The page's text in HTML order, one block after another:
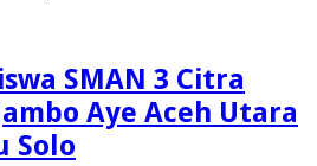
SMAN 3 Citra
Aye Aceh Utara
Solo